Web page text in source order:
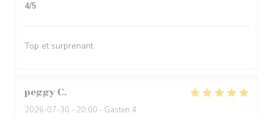
4/5
Top et surprenant
peggy C
2026-07-30 - 20:00 - Gasten 4